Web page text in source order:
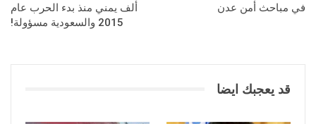
في مباحث أمن عدن
ألف يمني منذ بدء الحرب عام
2015 والسعودية مسؤولة!
قد يعجبك ايضا